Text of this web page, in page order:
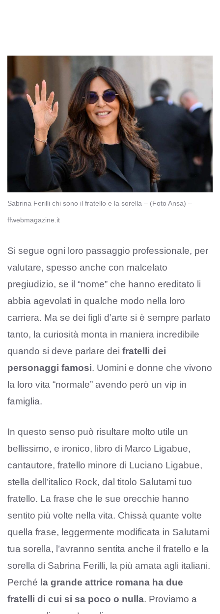
Sabrina Ferilli chi sono il fratello e la sorella – (Foto Ansa) –
ffwebmagazine.it
Si segue ogni loro passaggio professionale, per
valutare, spesso anche con malcelato
pregiudizio, se il “nome” che hanno ereditato li
abbia agevolati in qualche modo nella loro
carriera. Ma se dei figli d’arte si è sempre parlato
tanto, la curiosità monta in maniera incredibile
quando si deve parlare dei fratelli dei
personaggi famosi. Uomini e donne che vivono
la loro vita “normale” avendo però un vip in
famiglia.
In questo senso può risultare molto utile un
bellissimo, e ironico, libro di Marco Ligabue,
cantautore, fratello minore di Luciano Ligabue,
stella dell’italico Rock, dal titolo Salutami tuo
fratello. La frase che le sue orecchie hanno
sentito più volte nella vita. Chissà quante volte
quella frase, leggermente modificata in Salutami
tua sorella, l’avranno sentita anche il fratello e la
sorella di Sabrina Ferilli, la più amata agli italiani.
Perché la grande attrice romana ha due
fratelli di cui si sa poco o nulla. Proviamo a